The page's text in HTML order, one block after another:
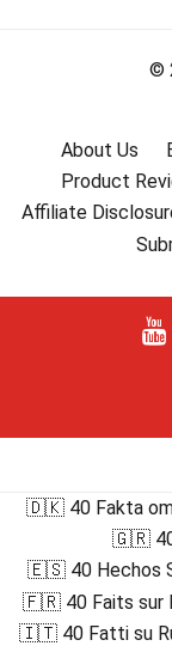
©
About Us
Product
Affiliate
🇩🇰 40 Fakta om
🇬🇷 40
🇪🇸 40 Hechos
🇫🇷 40 Faits sur
🇮🇹 40 Fatti su